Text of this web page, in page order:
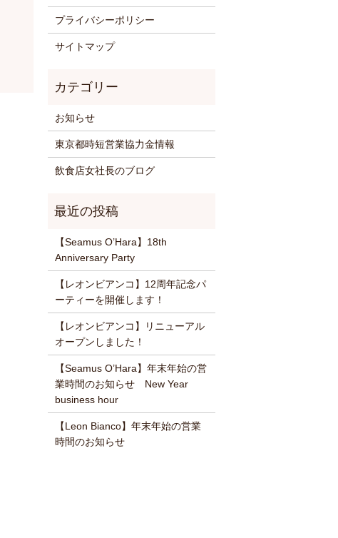
プライバシーポリシー
サイトマップ
お知らせ
東京都時短営業協力金情報
飲食店女社長のブログ
【Seamus O’Hara】18th
Anniversary Party
【レオンビアンコ】12周年記念パ
ーティーを開催します！
【レオンビアンコ】リニューアル
オープンしました！
【Seamus O’Hara】年末年始の営
業時間のお知らせ New Year
business hour
【Leon Bianco】年末年始の営業
時間のお知らせ